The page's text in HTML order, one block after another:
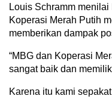
Louis Schramm
Koperasi Merah Putih
memberikan dampak
“MBG dan Koperasi
sangat baik dan
Karena itu kami